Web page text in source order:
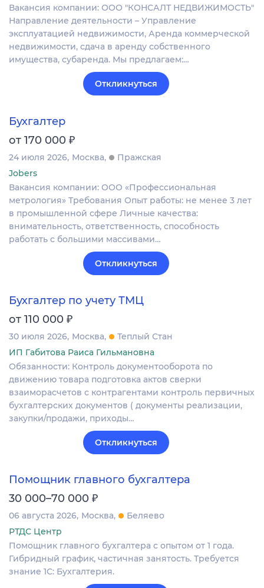
Вакансия компании: ООО "КОНСАЛТ НЕДВИЖИМОСТЬ"
Направление деятельности – Управление
эксплуатацией недвижимости, Аренда коммерческой
недвижимости, сдача в аренду собственного
имущества, субаренда. Мы предлагаем:…
Откликнуться
Бухгалтер
от 170 000 ₽
24 июля 2026 Москва
Пражская
Jobers
Вакансия компании: ООО «Профессиональная
метрология» Требования Опыт работы: не менее 3 лет
в промышленной сфере Личные качества:
внимательность, ответственность, способность
работать с большими массивами…
Откликнуться
Бухгалтер по учету ТМЦ
от 110 000 ₽
30 июля 2026 Москва
Теплый Стан
ИП Габитова Раиса Гильмановна
Обязанности: Контроль документооборота по
движению товара подготовка актов сверки
взаиморасчетов с контрагентами контроль первичных
бухгалтерских документов ( документы реализации,
закупки/продажи, приходы…
Откликнуться
Помощник главного бухгалтера
30 000–70 000 ₽
06 августа 2026 Москва
Беляево
РТДС Центр
Помощник главного бухгалтера с опытом от 1 года.
Гибридный график, частичная занятость. Требуется
знание 1С: Бухгалтерия.